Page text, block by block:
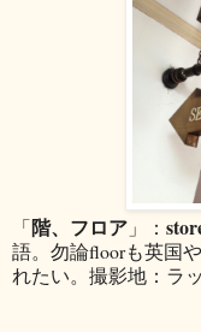
「階、フロア 」：
語。勿論floorも英国
れたい。撮影地：ラ